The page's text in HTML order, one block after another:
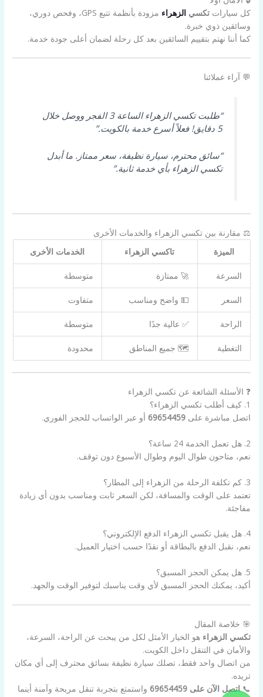
كل سياراتتكسيالزهراء
مزودة بأنظمة تتبع GPS، وفحص دوري،
وسائقين ذوي خبرة.
كما أننا نهتم بتقييم السائقين بعد كل رحلة لضمان أعلى جودة خدمة.
💬 آراء عملائنا
“طلبت تكسي الزهراء الساعة 3 الفجر ووصل خلال
5 دقايق! فعلاً أسرع خدمة بالكويت.”
“سائق محترم، سيارة نظيفة، سعر ممتاز. ما أبدل
تكسي الزهراء بأي خدمة ثانية.”
⚖️ مقارنة بين تكسي الزهراء والخدمات الأخرى
الميزة
تاكسي الزهراء الخدمات الأخرى
السرعة 🚀 ممتازة متوسطة
السعر 💵 واضح ومناسب متفاوت
الراحة ✅ عالية جدًا متوسطة
التغطية 🗺️ جميع المناطق محدودة
❓ الأسئلة الشائعة عن تكسي الزهراء
1. كيف أطلب تكسي الزهراء؟
اتصل مباشرة على69654459 أو عبر الواتساب للحجز الفوري.
2. هل تعمل الخدمة 24 ساعة؟
نعم، متاحون طوال اليوم وطوال الأسبوع دون توقف.
3. كم تكلفة الرحلة من الزهراء إلى المطار؟
تعتمد على الوقت والمسافة، لكن السعر ثابت ومناسب بدون أي زيادة
مفاجئة.
4. هل يقبل تكسي الزهراء الدفع الإلكتروني؟
نعم، نقبل الدفع بالبطاقة أو نقدًا حسب اختيار العميل.
5. هل يمكن الحجز المسبق؟
أكيد، يمكنك الحجز المسبق لأي وقت يناسبك لتوفير الوقت والجهد.
🎯 خلاصة المقال
تكسي الزهراء هو الخيار الأمثل لكل من يبحث عن الراحة، السرعة،
والأمان في التنقل داخل الكويت.
من اتصال واحد فقط، تصلك سيارة نظيفة بسائق محترف إلى أي مكان
تريده.
📞اتصل الآن على 69654459
واستمتع بتجربة تنقل مريحة وآمنة أينما